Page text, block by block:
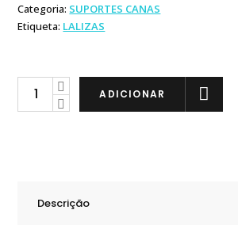
Categoria: SUPORTES CANAS
Etiqueta: LALIZAS
Lalizas
Encastrar
ADICIONAR
Descrição